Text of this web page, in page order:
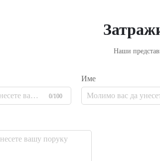
Наши
0/100
Име